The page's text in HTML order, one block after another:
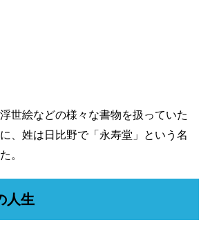
世絵などの様々な書物を扱っていた
、姓は日比野で「永寿堂」という名
。
人生